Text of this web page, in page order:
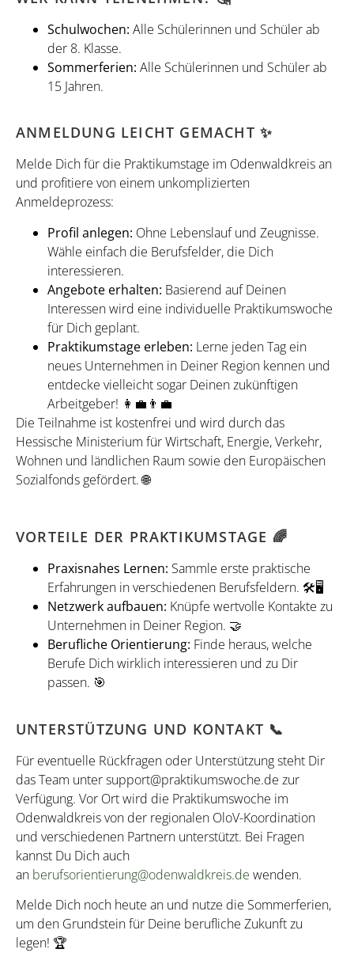
Schulwochen: Alle Schülerinnen und Schüler ab
der 8. Klasse.
Sommerferien: Alle Schülerinnen und Schüler ab
15 Jahren.
ANMELDUNG LEICHT GEMACHT ✨
Melde Dich für die Praktikumstage im Odenwaldkreis an
und profitiere von einem unkomplizierten
Anmeldeprozess:
Profil anlegen: Ohne Lebenslauf und Zeugnisse.
Wähle einfach die Berufsfelder, die Dich
interessieren.
Angebote erhalten: Basierend auf Deinen
Interessen wird eine individuelle Praktikumswoche
für Dich geplant.
Praktikumstage erleben: Lerne jeden Tag ein
neues Unternehmen in Deiner Region kennen und
entdecke vielleicht sogar Deinen zukünftigen
Arbeitgeber! 👩‍💼👨‍💼
Die Teilnahme ist kostenfrei und wird durch das
Hessische Ministerium für Wirtschaft, Energie, Verkehr,
Wohnen und ländlichen Raum sowie den Europäischen
Sozialfonds gefördert. 🌐
VORTEILE DER PRAKTIKUMSTAGE 🌈
Praxisnahes Lernen: Sammle erste praktische
Erfahrungen in verschiedenen Berufsfeldern. 🛠️🖥️
Netzwerk aufbauen: Knüpfe wertvolle Kontakte zu
Unternehmen in Deiner Region. 🤝
Berufliche Orientierung: Finde heraus, welche
Berufe Dich wirklich interessieren und zu Dir
passen. 🎯
UNTERSTÜTZUNG UND KONTAKT 📞
Für eventuelle Rückfragen oder Unterstützung steht Dir
das Team untersupport@praktikumswoche.de zur
Verfügung. Vor Ort wird die Praktikumswoche im
Odenwaldkreis von der regionalen OloV-Koordination
und verschiedenen Partnern unterstützt. Bei Fragen
kannst Du Dich auch
an berufsorientierung@odenwaldkreis.de wenden.
Melde Dich noch heute an und nutze die Sommerferien,
um den Grundstein für Deine berufliche Zukunft zu
legen! 🏆